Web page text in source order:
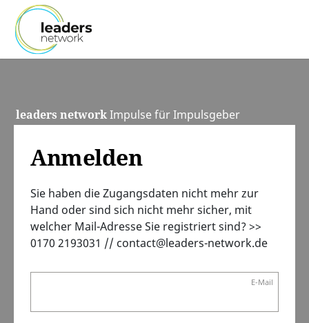
leaders networkImpulse für Impulsgeber
Anmelden
Sie haben die Zugangsdaten nicht mehr zur
Hand oder sind sich nicht mehr sicher, mit
welcher Mail-Adresse Sie registriert sind? >>
0170 2193031 // contact@leaders-network.de
E-Mail